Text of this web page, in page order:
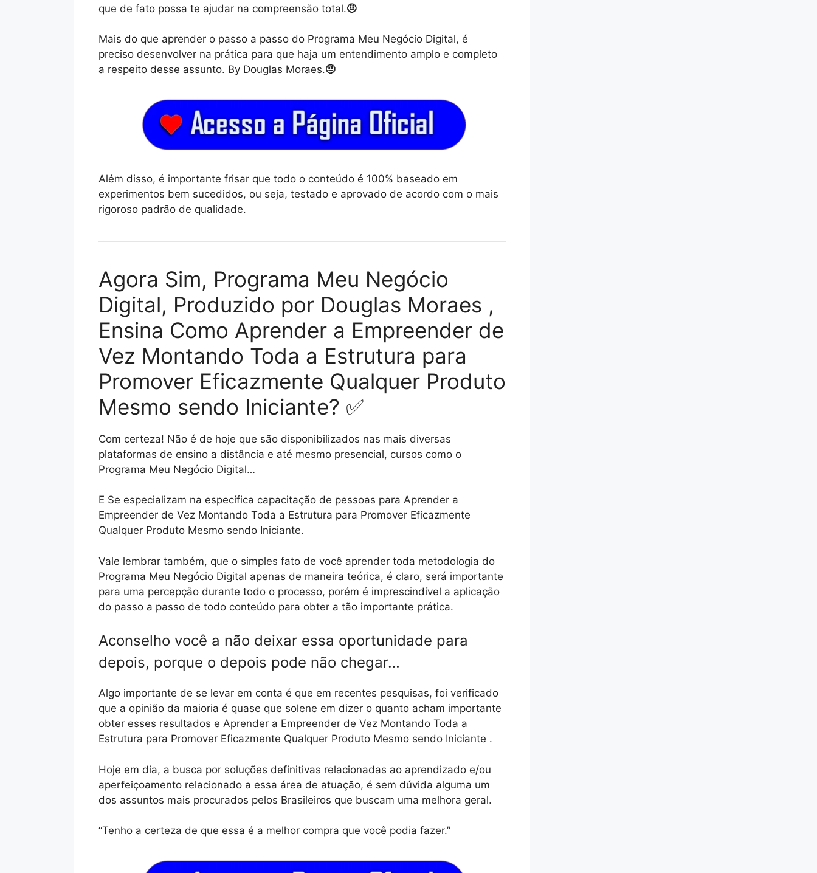
que de fato possa te ajudar na compreensão total.🤨
Mais do que aprender o passo a passo do Programa Meu Negócio Digital, é
preciso desenvolver na prática para que haja um entendimento amplo e completo
a respeito desse assunto. By Douglas Moraes.🤨
Além disso, é importante frisar que todo o conteúdo é 100% baseado em
experimentos bem sucedidos, ou seja, testado e aprovado de acordo com o mais
rigoroso padrão de qualidade.
Agora Sim, Programa Meu Negócio
Digital, Produzido por Douglas Moraes ,
Ensina Como Aprender a Empreender de
Vez Montando Toda a Estrutura para
Promover Eficazmente Qualquer Produto
Mesmo sendo Iniciante? ✅
Com certeza! Não é de hoje que são disponibilizados nas mais diversas
plataformas de ensino a distância e até mesmo presencial, cursos como o
Programa Meu Negócio Digital…
E Se especializam na específica capacitação de pessoas para Aprender a
Empreender de Vez Montando Toda a Estrutura para Promover Eficazmente
Qualquer Produto Mesmo sendo Iniciante.
Vale lembrar também, que o simples fato de você aprender toda metodologia do
Programa Meu Negócio Digital apenas de maneira teórica, é claro, será importante
para uma percepção durante todo o processo, porém é imprescindível a aplicação
do passo a passo de todo conteúdo para obter a tão importante prática.
Aconselho você a não deixar essa oportunidade para
depois, porque o depois pode não chegar…
Algo importante de se levar em conta é que em recentes pesquisas, foi verificado
que a opinião da maioria é quase que solene em dizer o quanto acham importante
obter esses resultados e Aprender a Empreender de Vez Montando Toda a
Estrutura para Promover Eficazmente Qualquer Produto Mesmo sendo Iniciante .
Hoje em dia, a busca por soluções definitivas relacionadas ao aprendizado e/ou
aperfeiçoamento relacionado a essa área de atuação, é sem dúvida alguma um
dos assuntos mais procurados pelos Brasileiros que buscam uma melhora geral.
“Tenho a certeza de que essa é a melhor compra que você podia fazer.”